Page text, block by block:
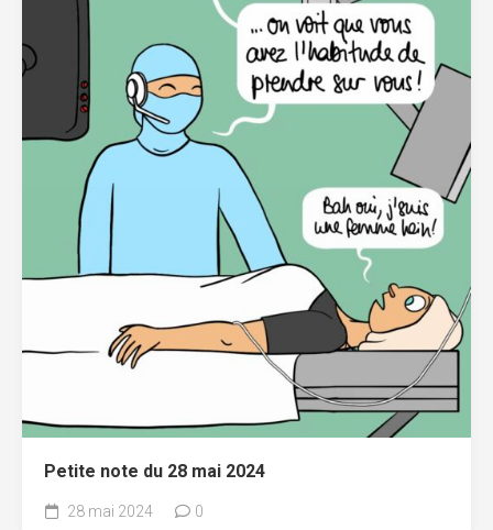
Petite note du 28 mai 2024
28 mai 2024 0